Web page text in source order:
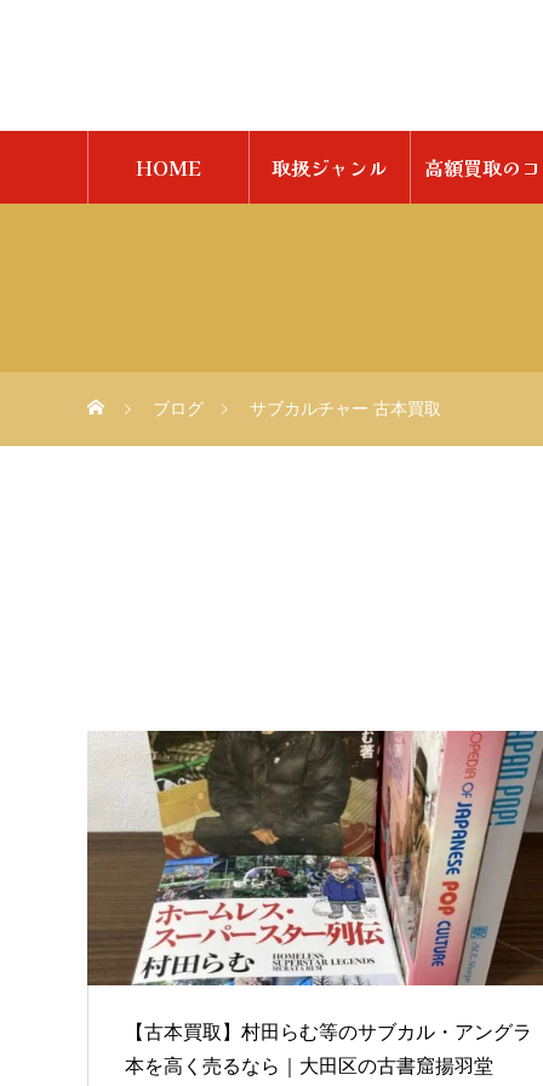
HOME 取扱ジャンル 高額買取の
ブログ サブカルチャー 古本買取
【古本買取】村田らむ等のサブカル・アングラ
本を高く売るなら｜大田区の古書窟揚羽堂